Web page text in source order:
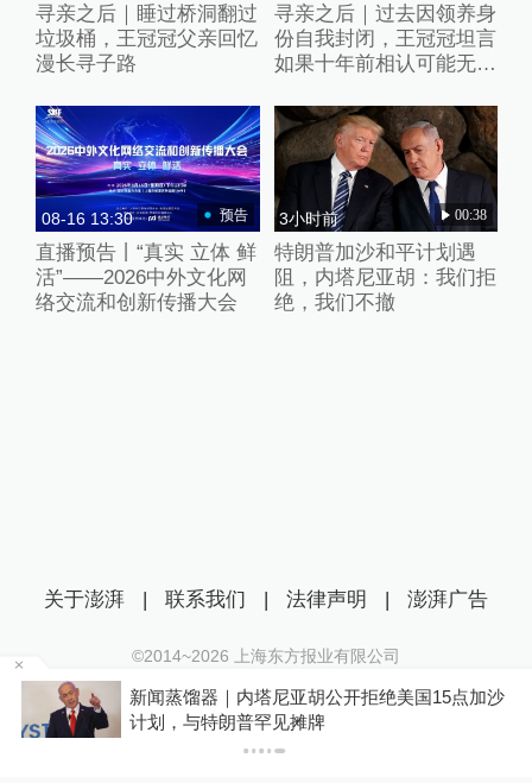
寻亲之后｜睡过桥洞翻过
垃圾桶，王冠冠父亲回忆
漫长寻子路
寻亲之后｜过去因领养身
份自我封闭，王冠冠坦言
如果十年前相认可能无法
08-16 13:30 预告
直播预告丨“真实 立体 鲜
活”——2026中外文化网
络交流和创新传播大会
3小时前 00:38
特朗普加沙和平计划遇
阻，内塔尼亚胡：我们拒
绝，我们不撤
新闻蒸馏器｜内塔尼亚胡公开拒绝美国15点加沙
计划，与特朗普罕见摊牌
关于澎湃 | 联系我们 | 法律声明 | 澎湃广告
©2014~2026 上海东方报业有限公司
沪ICP证：沪B2-20170116 | 沪ICP备14003370号
互联网新闻信息服务许可证：31120170006
沪公网安备 31010602000299号